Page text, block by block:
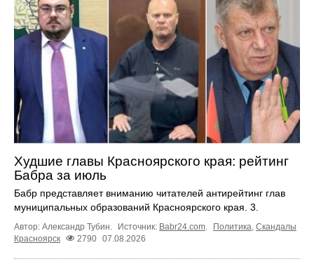
Худшие главы Красноярского края: рейтинг
Бабра за июль
Бабр представляет вниманию читателей антирейтинг глав
муниципальных образований Красноярского края. 3.
Автор: Александр Тубин. Источник: Babr24.com Политика Скандалы
Красноярск
2790 07.08.2026